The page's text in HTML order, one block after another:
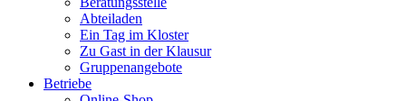
Abteiladen
Ein Tag im Kloster
Zu Gast in der Klausur
Gruppenangebote
Betriebe